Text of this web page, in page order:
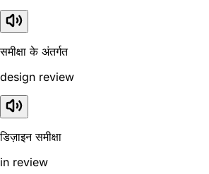
समीक्षा के अंतर्गत
design review
डिज़ाइन समीक्षा
in review